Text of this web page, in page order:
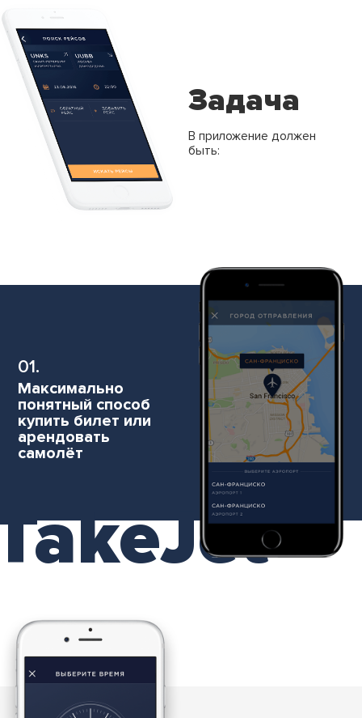
Задача
В приложение должен
быть:
01.
Максимально
понятный способ
купить билет или
арендовать
самолёт